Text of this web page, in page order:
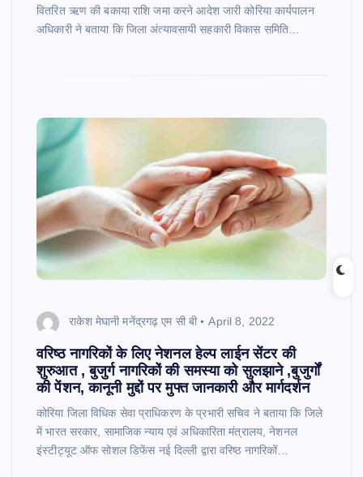
वितरित ऋण की बकाया राशि जमा करने आदेश जारी कोरिया कार्यपालन
अधिकारी ने बताया कि जिला अंत्यावसायी सहकारी विकास समिति…
राकेश मेघानी मनेंद्रगढ़ एम सी बी April 8, 2022
वरिष्ठ नागरिकों के लिए नेशनल हेल्प लाईन सेंटर की
शुरुआत , बुजुर्ग नागरिकों की समस्या को सुलझाने ,बुजुर्गों
की पेंशन, कानूनी मुद्दों पर मुफ्त जानकारी और मार्गदर्शन
कोरिया जिला विधिक सेवा प्राधिकरण के प्रभारी सचिव ने बताया कि जिले
में भारत सरकार, सामाजिक न्याय एवं अधिकारिता मंत्रालय, नेशनल
इंस्टीट्यूट ऑफ सोशल डिफेंस नई दिल्ली द्वारा वरिष्ठ नागरिकों…